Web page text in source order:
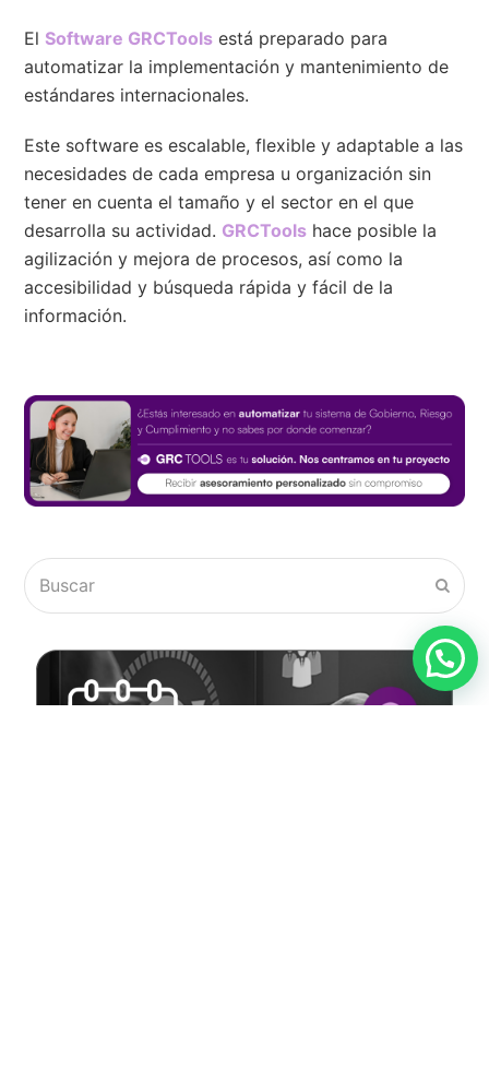
El Software GRCTools está preparado para
automatizar la implementación y mantenimiento de
estándares internacionales.
Este software es escalable, flexible y adaptable a las
necesidades de cada empresa u organización sin
tener en cuenta el tamaño y el sector en el que
desarrolla su actividad. GRCTools hace posible la
agilización y mejora de procesos, así como la
accesibilidad y búsqueda rápida y fácil de la
información.
Buscar